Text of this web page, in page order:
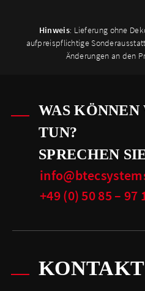
Hinweis: Lieferung ohne
aufpreispflichtige
Änderungen an den
WAS KÖNNEN
TUN?
SPRECHEN
+49 (0) 50 85 – 97
KONTAKT